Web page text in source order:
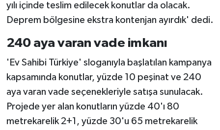
yılı içinde teslim edilecek konutlar da olacak.
Deprem bölgesine ekstra kontenjan ayırdık' dedi.
240 aya varan vade imkanı
'Ev Sahibi Türkiye' sloganıyla başlatılan kampanya
kapsamında konutlar, yüzde 10 peşinat ve 240
aya varan vade seçenekleriyle satışa sunulacak.
Projede yer alan konutların yüzde 40'ı 80
metrekarelik 2+1, yüzde 30'u 65 metrekarelik